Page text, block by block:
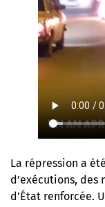
La répression a
d’exécutions,
d’État renforcée.